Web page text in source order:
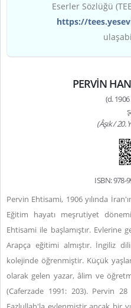
Eserler Sözlüğü
https://
PERVİN
(d.
(Âşık / 20.
ISBN: 978-
Pervin Ehtisami, 1906 yılında
Eğitim hayatı meşrutiyet
Ehtisami ile başlamıştır. Evlerine
Arapça eğitimi almıştır. İngiliz
kolejinde öğrenmiştir. Küçük
olarak gelen yazar, âlim ve
(Caferzade 1991: 203). Pervin 28